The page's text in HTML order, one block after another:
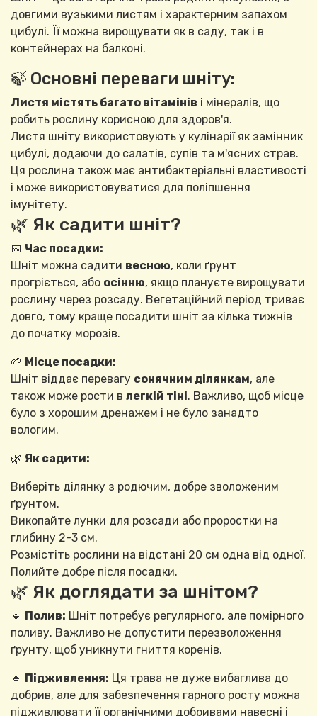
довгими вузькими листям і характерним запахом
цибулі. Її можна вирощувати як в саду, так і в
контейнерах на балконі.
🍃 Основні переваги шніту:
Листя містять багато вітамінів і мінералів, що
робить рослину корисною для здоров'я.
Листя шніту використовують у кулінарії як замінник
цибулі, додаючи до салатів, супів та м'ясних страв.
Ця рослина також має антибактеріальні властивості
і може використовуватися для поліпшення
імунітету.
🌿 Як садити шніт?
📅 Час посадки:
Шніт можна садити весною, коли ґрунт
прогріється, або осінню, якщо плануєте вирощувати
рослину через розсаду. Вегетаційний період триває
довго, тому краще посадити шніт за кілька тижнів
до початку морозів.
🌱 Місце посадки:
Шніт віддає перевагу сонячним ділянкам, але
також може рости в легкій тіні. Важливо, щоб місце
було з хорошим дренажем і не було занадто
вологим.
🌿 Як садити:
Виберіть ділянку з родючим, добре зволоженим
ґрунтом.
Викопайте лунки для розсади або проростки на
глибину 2-3 см.
Розмістіть рослини на відстані 20 см одна від одної.
Полийте добре після посадки.
🌿 Як доглядати за шнітом?
🔹 Полив: Шніт потребує регулярного, але помірного
поливу. Важливо не допустити перезволоження
ґрунту, щоб уникнути гниття коренів.
🔹 Підживлення: Ця трава не дуже вибаглива до
добрив, але для забезпечення гарного росту можна
підживлювати її органічними добривами навесні і